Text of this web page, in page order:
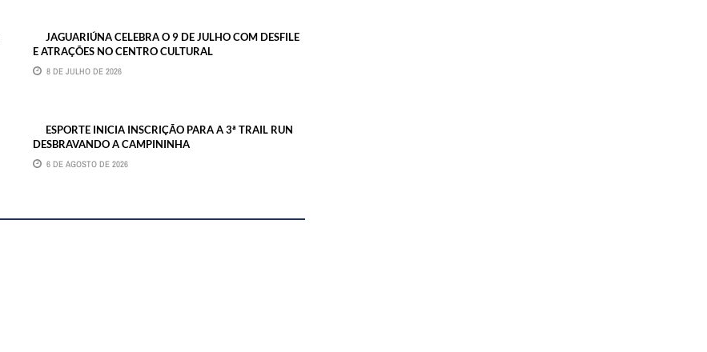
JAGUARIÚNA CELEBRA O 9 DE JULHO COM DESFILE
E ATRAÇÕES NO CENTRO CULTURAL
8 DE JULHO DE 2026
ESPORTE INICIA INSCRIÇÃO PARA A 3ª TRAIL RUN
DESBRAVANDO A CAMPININHA
6 DE AGOSTO DE 2026